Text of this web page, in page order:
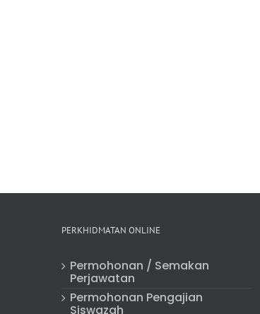
PERKHIDMATAN ONLINE
Permohonan / Semakan
Perjawatan
Permohonan Pengajian
Siswazah